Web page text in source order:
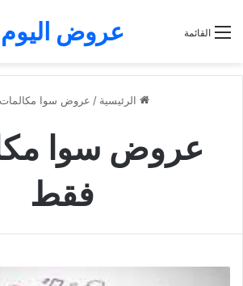
عروض اليوم القائمة
الرئيسية / عروض سوا
عروض سوا
فقط